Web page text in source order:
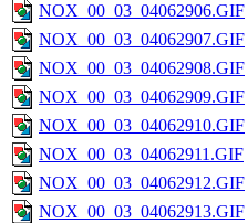
NOX_00_03_04062906.GIF
NOX_00_03_04062907.GIF
NOX_00_03_04062908.GIF
NOX_00_03_04062909.GIF
NOX_00_03_04062910.GIF
NOX_00_03_04062911.GIF
NOX_00_03_04062912.GIF
NOX_00_03_04062913.GIF